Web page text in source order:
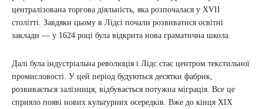
централізована торгова діяльність, яка розпочалася у XVII
столітті. Завдяки цьому в Лідсі почали розвиватися освітні
заклади — у 1624 році була відкрита нова граматична школа.
Далі була індустріальна революція і Лідс стає центром текстильної
промисловості. У цей період будуються десятки фабрик,
розвивається залізниця, відбувається потужна міграція. Все це
сприяло появі нових культурних осередків. Вже до кінця XIX